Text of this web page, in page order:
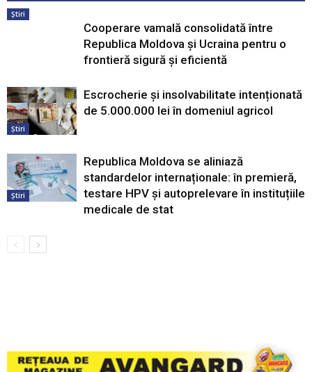
Știri
Cooperare vamală consolidată între
Republica Moldova și Ucraina pentru o
frontieră sigură și eficientă
Știri
Escrocherie și insolvabilitate intenționată
de 5.000.000 lei în domeniul agricol
Știri
Republica Moldova se aliniază
standardelor internaționale: în premieră,
testare HPV și autoprelevare în instituțiile
medicale de stat